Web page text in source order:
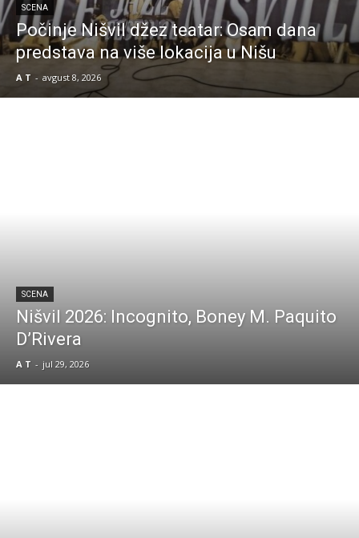
SCENA
Počinje Nišvil džez teatar: Osam dana
predstava na više lokacija u Nišu
A T - avgust 8, 2026
SCENA
Nišvil 2026: Incognito, Boney M. Paquito
D’Rivera
A T - jul 29, 2026